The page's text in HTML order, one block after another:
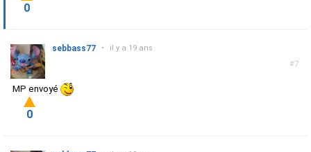
0
#7
sebbass77 • il y a 19 ans
MP envoyé
0